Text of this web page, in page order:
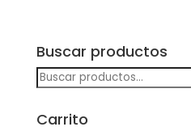
Buscar productos
Buscar
Carrito